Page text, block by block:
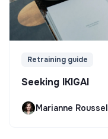
Retraining guide
Seeking IKIGAI
Marianne Roussel